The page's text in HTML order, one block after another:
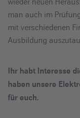
man auch im
mit verschiedenen
Ausbildung
Ihr habt Interesse
haben unsere
für euch.